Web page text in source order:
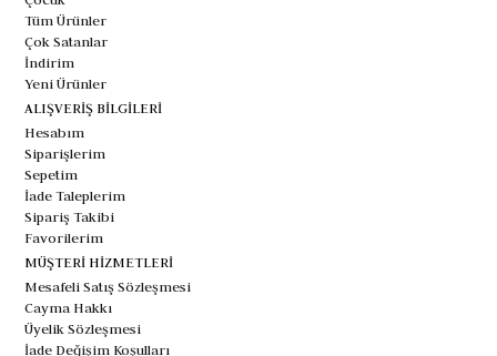
Tüm Ürünler
Çok Satanlar
İndirim
Yeni Ürünler
ALIŞVERİŞ BİLGİLERİ
Hesabım
Siparişlerim
Sepetim
İade Taleplerim
Sipariş Takibi
Favorilerim
MÜŞTERİ HİZMETLERİ
Mesafeli Satış Sözleşmesi
Cayma Hakkı
Üyelik Sözleşmesi
İade Değişim Koşulları